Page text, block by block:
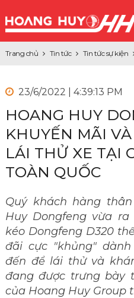
Trang chủ Tin tức Tin tức sự kiện
23/6/2022 | 4:39:13 PM
HOANG HUY
KHUYẾN MÃI
LÁI THỬ XE TẠI
TOÀN QUỐC
Quý khách hàng
Huy Dongfeng vừa
kéo Dongfeng D320
đãi cực "khủng"
đến để lái thử và
đang được trưng bày
của Hoang Huy Group